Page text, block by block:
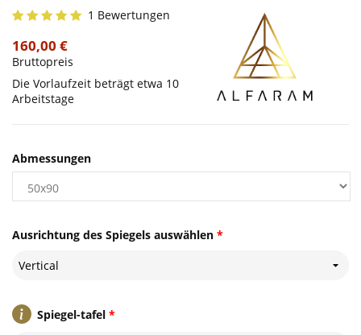
1 Bewertungen
160,00 €
Bruttopreis
Die Vorlaufzeit beträgt etwa 10
Arbeitstage
*
Ausrichtung des Spiegels auswählen
Vertical
*
Spiegel-tafel
Abmessungen